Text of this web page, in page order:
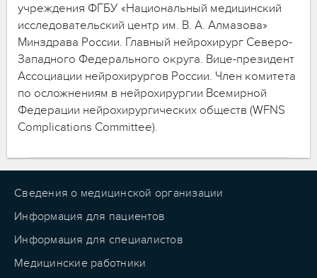
учреждения ФГБУ «Национальный медицинский
исследовательский центр им. В. А. Алмазова»
Минздрава России. Главный нейрохирург Северо-
Западного Федерального округа. Вице-президент
Ассоциации нейрохирургов России. Член комитета
по осложнениям в нейрохирургии Всемирной
Федерации нейрохирургических обществ (WFNS
Complications Committee).
Сведения о медицинской организации
Информация для пациентов
Информация для специалистов
Медицинские работники